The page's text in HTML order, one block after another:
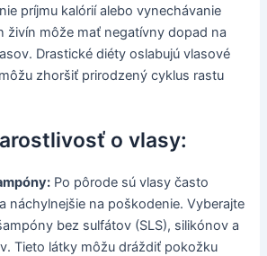
príjmu kalórií alebo vynechávanie
živín môže mať negatívny dopad na
Drastické diéty oslabujú vlasové
zhoršiť prirodzený cyklus rastu
o vlasy:
Po pôrode sú vlasy často
náchylnejšie na poškodenie. Vyberajte
bez sulfátov (SLS), silikónov a
Tieto látky môžu dráždiť pokožku